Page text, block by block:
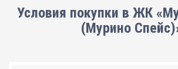
Условия покупки в ЖК
(Мурино